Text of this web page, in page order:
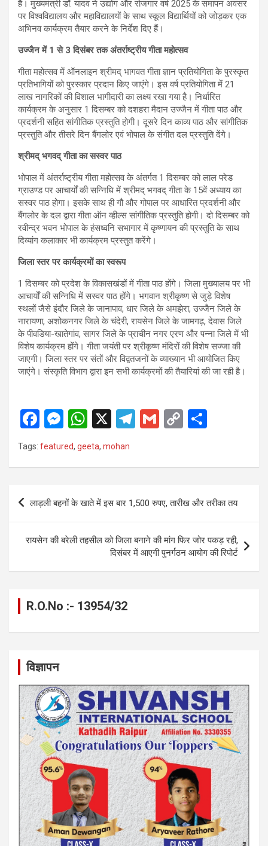
है। मुख्यमंत्री डॉ. यादव ने उद्योग और रोजगार वर्ष 2025 के समापन अवसर
पर विश्वविद्यालय और महाविद्यालयों के साथ स्कूल विद्यार्थियों को जोड़कर एक
अभिनव कार्यक्रम तैयार करने के निर्देश दिए हैं।
उज्जैन में 1 से 3 दिसंबर तक अंतर्राष्ट्रीय गीता महोत्सव
गीता महोत्सव में ऑनलाइन श्रीमद् भागवत गीता ज्ञान प्रतियोगिता के पुरस्कृत
प्रतिभागियों को पुरस्कार प्रदान किए जाएंगे। इस वर्ष प्रतियोगिता में 21
लाख नागरिकों की विशाल भागीदारी का लक्ष्य रखा गया है। निर्धारित
कार्यक्रम के अनुसार 1 दिसम्बर को दशहरा मैदान उज्जैन में गीता पाठ और
प्रदर्शनी सहित सांगीतिक प्रस्तुति होगी। दूसरे दिन काव्य पाठ और सांगीतिक
प्रस्तुति और तीसरे दिन बैंगलोर एवं भोपाल के संगीत दल प्रस्तुति देंगे।
श्रीमद् भगवद् गीता का सस्वर पाठ
भोपाल में अंतर्राष्ट्रीय गीता महोत्सव के अंतर्गत 1 दिसम्बर को लाल परेड
ग्राउण्ड पर आचार्यों की सन्निधि में श्रीमद् भगवद् गीता के 15वें अध्याय का
सस्वर पाठ होगा। इसके साथ ही गौ और गोपाल पर आधारित प्रदर्शनी और
बैंगलोर के दल द्वारा गीता ऑन व्हील्स सांगीतिक प्रस्तुति होगी। दो दिसम्बर को
रवीन्द्र भवन भोपाल के हंसध्वनि सभागार में कृष्णायन की प्रस्तुति के साथ
दिव्यांग कलाकार भी कार्यक्रम प्रस्तुत करेंगे।
जिला स्तर पर कार्यक्रमों का स्वरूप
1 दिसम्बर को प्रदेश के विकासखंडों में गीता पाठ होंगे। जिला मुख्यालय पर भी
आचार्यों की सन्निधि में सस्वर पाठ होंगे। भगवान श्रीकृष्ण से जुड़े विशेष
स्थलों जैसे इंदौर जिले के जानापाव, धार जिले के अमझेरा, उज्जैन जिले के
नारायणा, अशोकनगर जिले के चंदेरी, रायसेन जिले के जामगढ़, देवास जिले
के पीवडिया-खातेगांव, सागर जिले के प्राचीन नगर एरण और पन्ना जिले में भी
विशेष कार्यक्रम होंगे। गीता जयंती पर श्रीकृष्ण मंदिरों की विशेष सज्जा की
जाएगी। जिला स्तर पर संतों और विद्वतजनों के व्याख्यान भी आयोजित किए
जाएंगे। संस्कृति विभाग द्वारा इन सभी कार्यक्रमों की तैयारियां की जा रही है।
F
a
ce
o
o
k
M
es
se
g
W
h
at
A
p
X
T
a
G
C
n
Tags: featured, geeta, mohan
Post
navigation
लाड़ली बहनों के खाते में इस बार 1,500 रुपए, तारीख और तरीका तय
रायसेन की बरेली तहसील को जिला बनाने की मांग फिर जोर पकड़ रही,
दिसंबर में आएगी पुनर्गठन आयोग की रिपोर्ट
R.O.No :- 13954/32
विज्ञापन